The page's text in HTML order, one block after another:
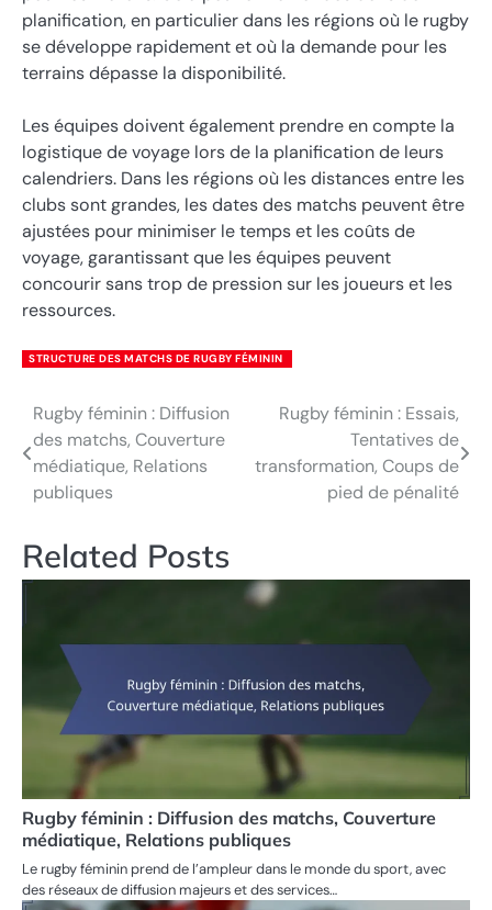
planification, en particulier dans les régions où le rugby
se développe rapidement et où la demande pour les
terrains dépasse la disponibilité.
Les équipes doivent également prendre en compte la
logistique de voyage lors de la planification de leurs
calendriers. Dans les régions où les distances entre les
clubs sont grandes, les dates des matchs peuvent être
ajustées pour minimiser le temps et les coûts de
voyage, garantissant que les équipes peuvent
concourir sans trop de pression sur les joueurs et les
ressources.
STRUCTURE DES MATCHS DE RUGBY FÉMININ
Post
navigation
Rugby féminin : Diffusion
des matchs, Couverture
médiatique, Relations
publiques
Rugby féminin : Essais,
Tentatives de
transformation, Coups de
pied de pénalité
Related Posts
Rugby féminin : Diffusion des matchs, Couverture
médiatique, Relations publiques
Le rugby féminin prend de l’ampleur dans le monde du sport, avec
des réseaux de diffusion majeurs et des services…